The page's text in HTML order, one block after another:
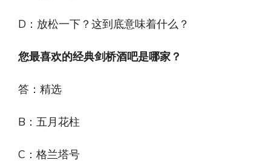
D：放松一下？这到底意味着什么？
您最喜欢的经典剑桥酒吧是哪家？
答：精选
B：五月花柱
C：格兰塔号